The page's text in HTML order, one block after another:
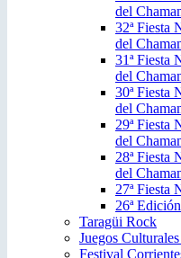
del
32ª Fiesta
del
31ª Fiesta
del
30ª Fiesta
del
29ª Fiesta
del
28ª Fiesta
del
27ª Fiesta
26ª
Taragüi Rock
Juegos
Festival